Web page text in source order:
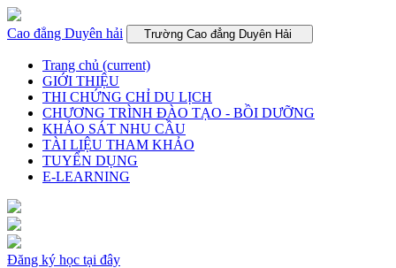
Cao đẳng Duyên hải Trường Cao đẳng Duyên Hải
Trang chủ (current)
GIỚI THIỆU
THI CHỨNG CHỈ DU LỊCH
CHƯƠNG TRÌNH ĐÀO TẠO - BỒI DƯỠNG
KHẢO SÁT NHU CẦU
TÀI LIỆU THAM KHẢO
TUYỂN DỤNG
E-LEARNING
Đăng ký học tại đây